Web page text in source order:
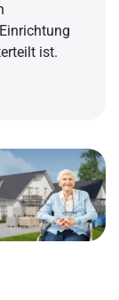
ist.